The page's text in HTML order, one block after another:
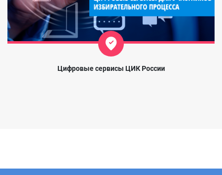
Цифровые сервисы ЦИК России